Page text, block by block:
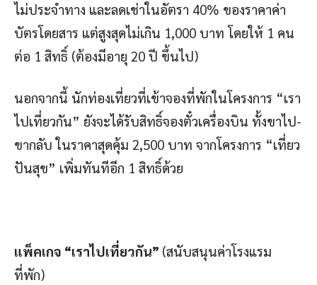
ไม่ประจำทาง และลดเช่าในอัตรา 40% ของราคาค่า
บัตรโดยสาร แต่สูงสุดไม่เกิน 1,000 บาท โดยให้ 1 คน
ต่อ 1 สิทธิ์ (ต้องมีอายุ 20 ปี ขึ้นไป)
นอกจากนี้ นักท่องเที่ยวที่เข้าจองที่พักในโครงการ “เรา
ไปเที่ยวกัน” ยังจะได้รับสิทธิ์จองตั๋วเครื่องบิน ทั้งขาไป-
ขากลับ ในราคาสุดคุ้ม 2,500 บาท จากโครงการ “เที่ยว
ปันสุข” เพิ่มทันทีอีก 1 สิทธิ์ด้วย
แพ็คเกจ “เราไปเที่ยวกัน” (สนับสนุนค่าโรงแรม
ที่พัก)